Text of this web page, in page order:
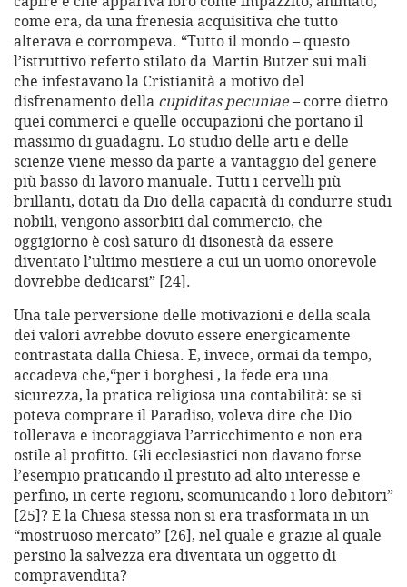
come era, da una frenesia acquisitiva che tutto
alterava e corrompeva. “Tutto il mondo – questo
l’istruttivo referto stilato da Martin Butzer sui mali
che infestavano la Cristianità a motivo del
disfrenamento della cupiditas pecuniae– corre dietro
quei commerci e quelle occupazioni che portano il
massimo di guadagni. Lo studio delle arti e delle
scienze viene messo da parte a vantaggio del genere
più basso di lavoro manuale. Tutti i cervelli più
brillanti, dotati da Dio della capacità di condurre studi
nobili, vengono assorbiti dal commercio, che
oggigiorno è così saturo di disonestà da essere
diventato l’ultimo mestiere a cui un uomo onorevole
dovrebbe dedicarsi” [24].
Una tale perversione delle motivazioni e della scala
dei valori avrebbe dovuto essere energicamente
contrastata dalla Chiesa. E, invece, ormai da tempo,
accadeva che,“per i borghesi , la fede era una
sicurezza, la pratica religiosa una contabilità: se si
poteva comprare il Paradiso, voleva dire che Dio
tollerava e incoraggiava l’arricchimento e non era
ostile al profitto. Gli ecclesiastici non davano forse
l’esempio praticando il prestito ad alto interesse e
perfino, in certe regioni, scomunicando i loro debitori”
[25]? E la Chiesa stessa non si era trasformata in un
“mostruoso mercato” [26], nel quale e grazie al quale
persino la salvezza era diventata un oggetto di
compravendita?